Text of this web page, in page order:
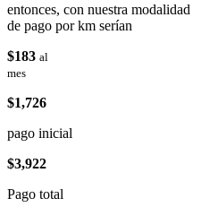
entonces, con nuestra modalidad
de pago por km serían
$183 al
mes
$1,726
pago inicial
$3,922
Pago total